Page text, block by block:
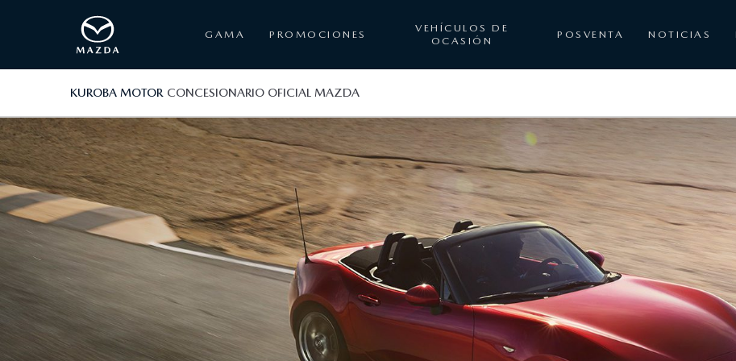
GAMA PROMOCIONES
VEHÍCULOS DE
OCASIÓN
POSVENTA NOTICIAS
KUROBA MOTOR CONCESIONARIO OFICIAL MAZDA